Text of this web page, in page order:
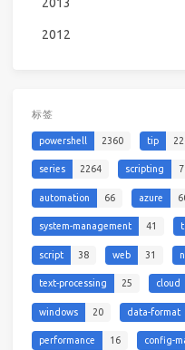
2012
标签
powershell 2360 tip
series 2264 scripting
automation 66 azure
system-management 41
script 38 web 31
text-processing 25 cloud
windows 20 data-format
performance 16 config-